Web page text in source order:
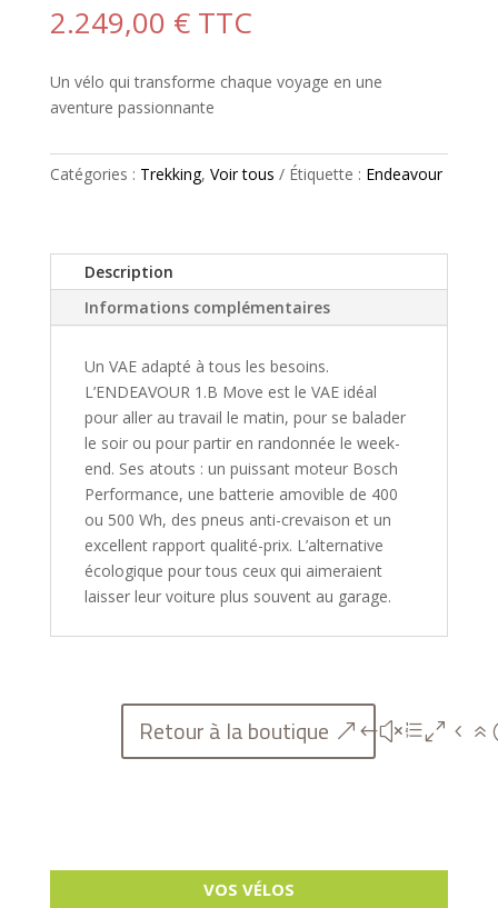
2.249,00 € TTC
Un vélo qui transforme chaque voyage en une
aventure passionnante
Catégories : Trekking, Voir tous Étiquette : Endeavour
Description
Informations complémentaires
Un VAE adapté à tous les besoins.
L’ENDEAVOUR 1.B Move est le VAE idéal
pour aller au travail le matin, pour se balader
le soir ou pour partir en randonnée le week-
end. Ses atouts : un puissant moteur Bosch
Performance, une batterie amovible de 400
ou 500 Wh, des pneus anti-crevaison et un
excellent rapport qualité-prix. L’alternative
écologique pour tous ceux qui aimeraient
laisser leur voiture plus souvent au garage.
Retour à la boutique
VOS VÉLOS